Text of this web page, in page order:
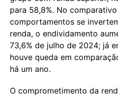
para 58,8%. No
comportamentos se
renda, o endividamento
73,6% de julho de 2024; já
houve queda em
há um ano.
O comprometimento da